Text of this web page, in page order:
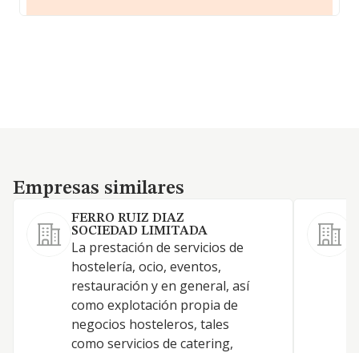
Empresas similares
Empresas similares
FERRO RUIZ DIAZ
SOCIEDAD LIMITADA
La prestación de servicios de
hostelería, ocio, eventos,
restauración y en general, así
como explotación propia de
negocios hosteleros, tales
como servicios de catering,